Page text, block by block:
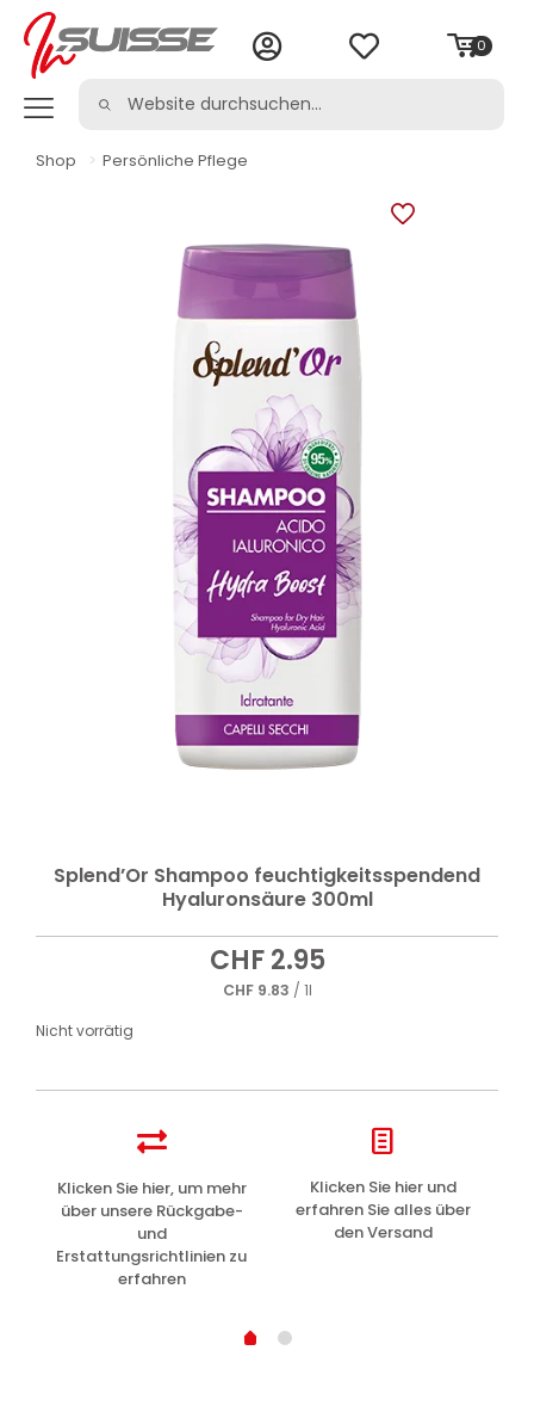
0
Shop > Persönliche Pflege
Splend’Or Shampoo feuchtigkeitsspendend
Hyaluronsäure 300ml
CHF2.95
CHF9.83 / 1l
Nicht vorrätig
Klicken Sie hier, um mehr
über unsere Rückgabe-
und
Erstattungsrichtlinien zu
erfahren
Klicken Sie hier und
erfahren Sie alles über
den Versand